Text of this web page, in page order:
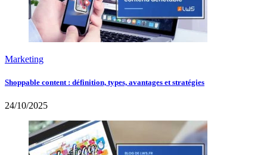
Marketing
Shoppable content : définition, types, avantages et stratégies
24/10/2025